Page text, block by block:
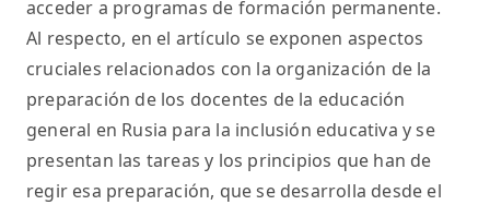
acceder a programas de formación permanente.
Al respecto, en el artículo se exponen aspectos
cruciales relacionados con la organización de la
preparación de los docentes de la educación
general en Rusia para la inclusión educativa y se
presentan las tareas y los principios que han de
regir esa preparación, que se desarrolla desde el